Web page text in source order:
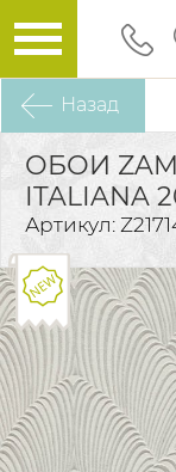
Назад
ОБОИ
ITALIANA
Артикул: